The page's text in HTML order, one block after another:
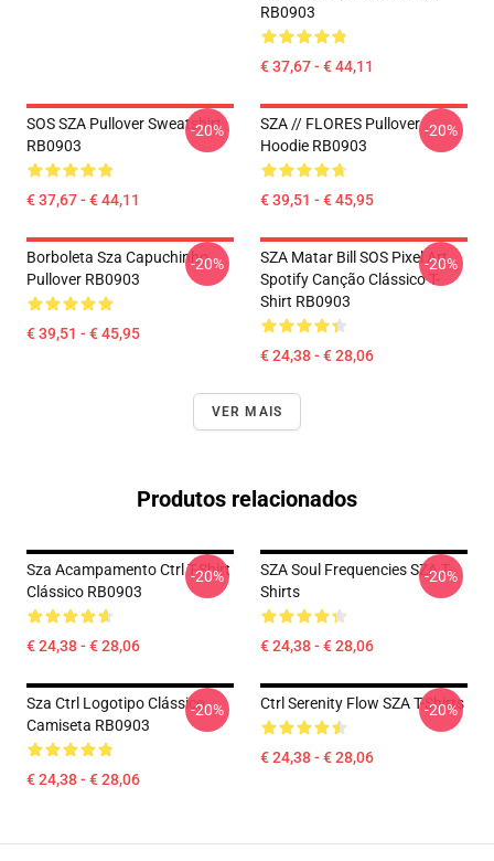
RB0903
€ 37,67 - € 44,11
SOS SZA Pullover Sweatshirt
RB0903
€ 37,67 - € 44,11
-20%
SZA // FLORES Pullover
Hoodie RB0903
€ 39,51 - € 45,95
-20%
Borboleta Sza Capuchinho
Pullover RB0903
€ 39,51 - € 45,95
-20%
SZA Matar Bill SOS Pixel Art
Spotify Canção Clássico T-
Shirt RB0903
€ 24,38 - € 28,06
-20%
VER MAIS
Produtos relacionados
Sza Acampamento Ctrl T-Shirt
Clássico RB0903
€ 24,38 - € 28,06
-20%
SZA Soul Frequencies SZA T-
Shirts
€ 24,38 - € 28,06
-20%
Sza Ctrl Logotipo Clássico
Camiseta RB0903
€ 24,38 - € 28,06
-20% Ctrl Serenity Flow SZA T-Shirts
€ 24,38 - € 28,06
-20%